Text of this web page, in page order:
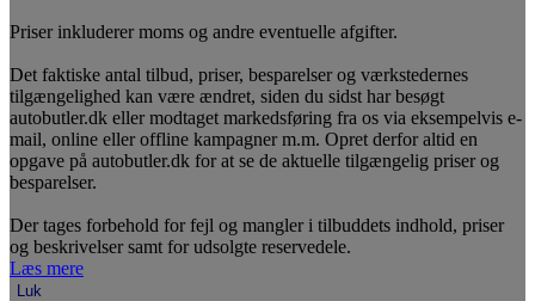
Priser inkluderer moms og andre eventuelle afgifter.
Det faktiske antal tilbud, priser, besparelser og værkstedernes
tilgængelighed kan være ændret, siden du sidst har besøgt
autobutler.dk eller modtaget markedsføring fra os via eksempelvis e-
mail, online eller offline kampagner m.m. Opret derfor altid en
opgave på autobutler.dk for at se de aktuelle tilgængelig priser og
besparelser.
Der tages forbehold for fejl og mangler i tilbuddets indhold, priser
og beskrivelser samt for udsolgte reservedele.
Læs mere
Luk